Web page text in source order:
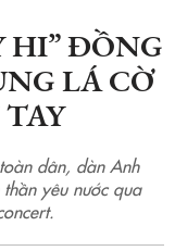
HI” ĐỒNG
LÁ CỜ
dân, dàn Anh
yêu nước qua